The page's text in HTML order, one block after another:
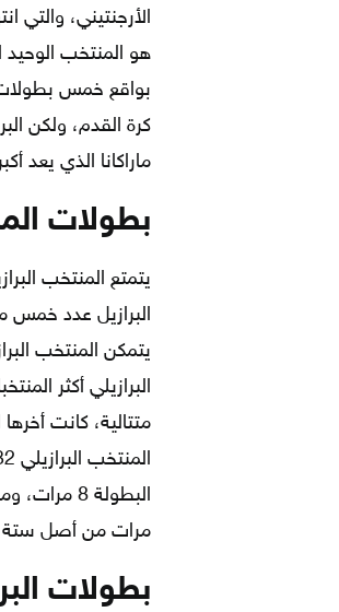
هو المنتخب
بواقع خمس
كرة القدم، ولكن
ماراكانا الذي يعد
بطولات
يتمتع المنتخب
يتمكن المنتخب
البرازيلي أكثر
البطولة 8
مرات من أصل ستة
بطولات